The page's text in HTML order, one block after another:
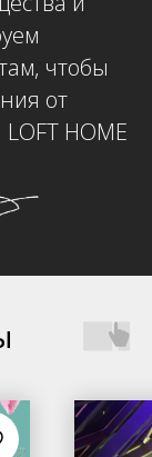
чтобы
от
HOME